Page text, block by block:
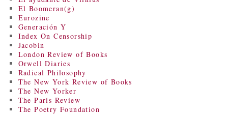
El Boomeran(g)
Eurozine
Generación Y
Index On Censorship
Jacobin
London Review of Books
Orwell Diaries
Radical Philosophy
The New York Review of Books
The New Yorker
The Paris Review
The Poetry Foundation